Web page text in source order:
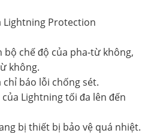
Lightning Protection
bộ chế độ của pha-từ không,
không.
chỉ báo lỗi chống sét.
Lightning tối đa lên đến
bị thiết bị bảo vệ quá nhiệt.